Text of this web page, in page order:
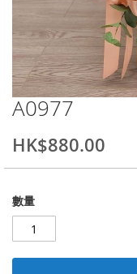
Skip
to
the
beginning
of
images
gallery
A0977
HK$880.00
數量